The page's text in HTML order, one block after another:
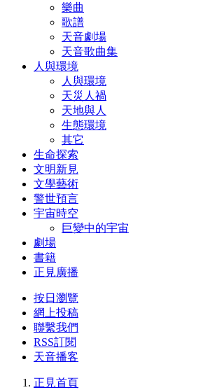
樂曲
歌譜
天音劇場
天音歌曲集
人與環境
人與環境
天災人禍
天地與人
生態環境
其它
生命探索
文明新見
文學藝術
警世預言
宇宙時空
巨變中的宇宙
劇場
書籍
正見廣播
按日瀏覽
網上投稿
聯繫我們
RSS訂閱
天音播客
正見首頁